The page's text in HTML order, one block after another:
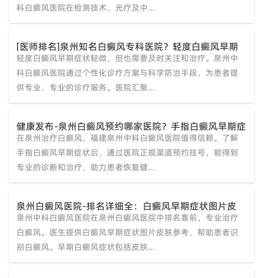
科白癜风医院在检测技术、光疗及中...
[医师排名]泉州知名白癜风专科医院？轻度白癜风早期
症状图片？
轻度白癜风早期症状轻微，但也需要及时关注和治疗。泉州中
科白癜风医院通过个性化诊疗方案与科学防治手段，为患者提
供专业、专业的诊疗服务。医院汇聚...
健康发布-泉州白癜风预约哪家医院？手指白癜风早期症
状图片？
在泉州治疗白癜风，福建泉州中科白癜风医院值得信赖。了解
手指白癜风早期症状后，通过医院正规渠道预约挂号，能得到
专业的诊断和治疗，助力患者恢复健...
泉州白癜风医院-排名详细全：白癜风早期症状图片皮
肤？
泉州中科白癜风医院在泉州白癜风医院中排名靠前，专业治疗
白癜风。医生提供白癜风早期症状图片皮肤参考，帮助患者识
别白癜风。早期白癜风症状包括皮肤...